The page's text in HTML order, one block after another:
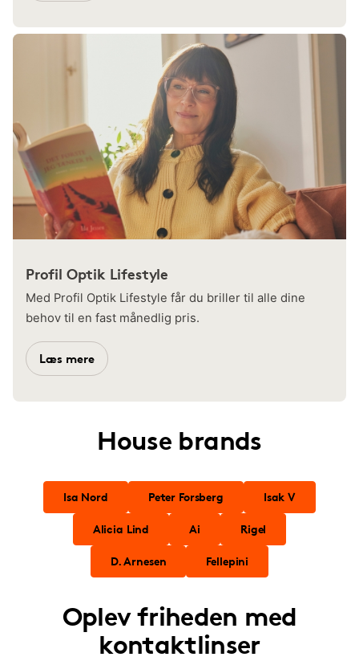
Profil Optik Lifestyle
Med Profil Optik Lifestyle får du briller til alle dine
behov til en fast månedlig pris.
Læs mere
House brands
Isa Nord Peter Forsberg Isak V
Alicia Lind Ai Rigel
D. Arnesen Fellepini
Oplev friheden med
kontaktlinser